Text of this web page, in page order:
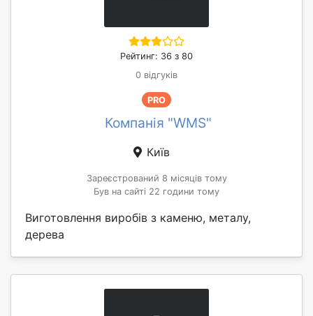
Рейтинг: 36 з 80
0 відгуків
PRO
Компанія "WMS"
Київ
Зареєстрований 8 місяців тому
Був на сайті 22 години тому
Виготовлення виробів з каменю, металу,
дерева